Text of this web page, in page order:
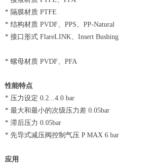
* 隔膜材质 PTFE
* 结构材质 PVDF、PPS、PP-Natural
* 接口形式 FlareLINK、Insert Bushing
* 螺母材质 PVDF、PFA
性能特点
* 压力设定 0.2...4.0 bar
* 最大和最小的次级压力差 0.05bar
* 滞后压力 0.05bar
* 先导式减压阀控制气压 P MAX 6 bar
应用